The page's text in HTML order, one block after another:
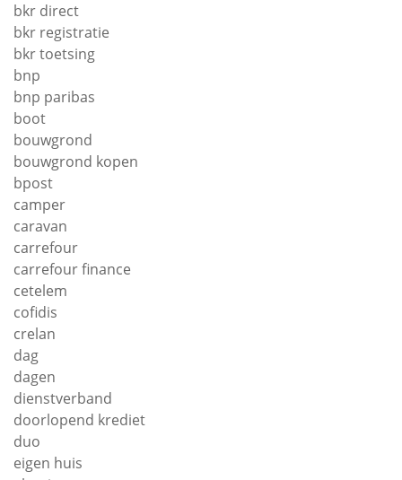
bkr direct
bkr registratie
bkr toetsing
bnp
bnp paribas
boot
bouwgrond
bouwgrond kopen
bpost
camper
caravan
carrefour
carrefour finance
cetelem
cofidis
crelan
dag
dagen
dienstverband
doorlopend krediet
duo
eigen huis